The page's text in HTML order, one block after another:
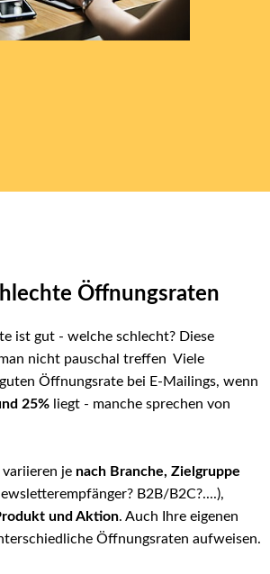
Öffnungsraten
ist gut - welche schlecht? Diese
nicht pauschal treffen Viele
Öffnungsrate bei E-Mailings, wenn
25% liegt - manche sprechen von
variieren je nach Branche, Zielgruppe
B2B/B2C?....),
und Aktion. Auch Ihre eigenen
Öffnungsraten aufweisen.